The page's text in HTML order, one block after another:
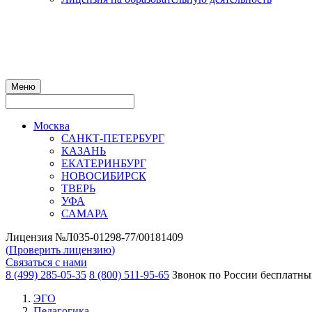
Меню
Москва
САНКТ-ПЕТЕРБУРГ
КАЗАНЬ
ЕКАТЕРИНБУРГ
НОВОСИБИРСК
ТВЕРЬ
УФА
САМАРА
Лицензия №Л035-01298-77/00181409
(Проверить лицензию)
Связаться с нами
8 (499) 285-05-35 8 (800) 511-95-65 Звонок по России
ЭГО